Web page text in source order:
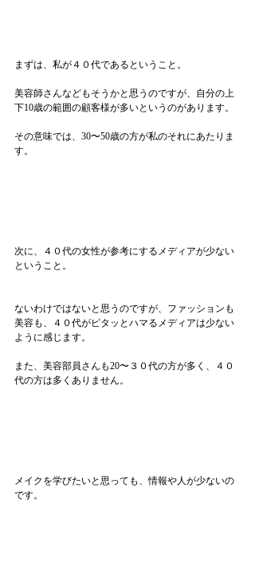
まずは、私が４０代であるということ。
美容師さんなどもそうかと思うのですが、自分の上
下10歳の範囲の顧客様が多いというのがあります。
その意味では、30〜50歳の方が私のそれにあたりま
す。
次に、４０代の女性が参考にするメディアが少ない
ということ。
ないわけではないと思うのですが、ファッションも
美容も、４０代がピタッとハマるメディアは少ない
ように感じます。
また、美容部員さんも20〜３０代の方が多く、４０
代の方は多くありません。
メイクを学びたいと思っても、情報や人が少ないの
です。